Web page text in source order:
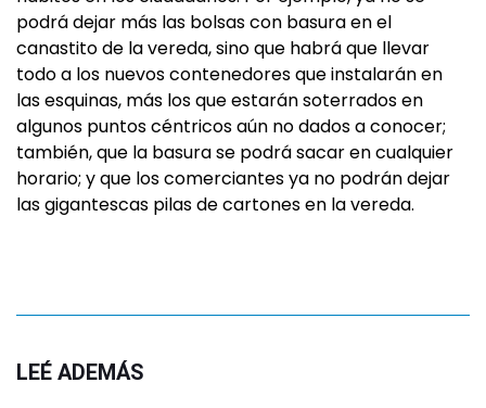
podrá dejar más las bolsas con basura en el
canastito de la vereda, sino que habrá que llevar
todo a los nuevos contenedores que instalarán en
las esquinas, más los que estarán soterrados en
algunos puntos céntricos aún no dados a conocer;
también, que la basura se podrá sacar en cualquier
horario; y que los comerciantes ya no podrán dejar
las gigantescas pilas de cartones en la vereda.
LEÉ ADEMÁS